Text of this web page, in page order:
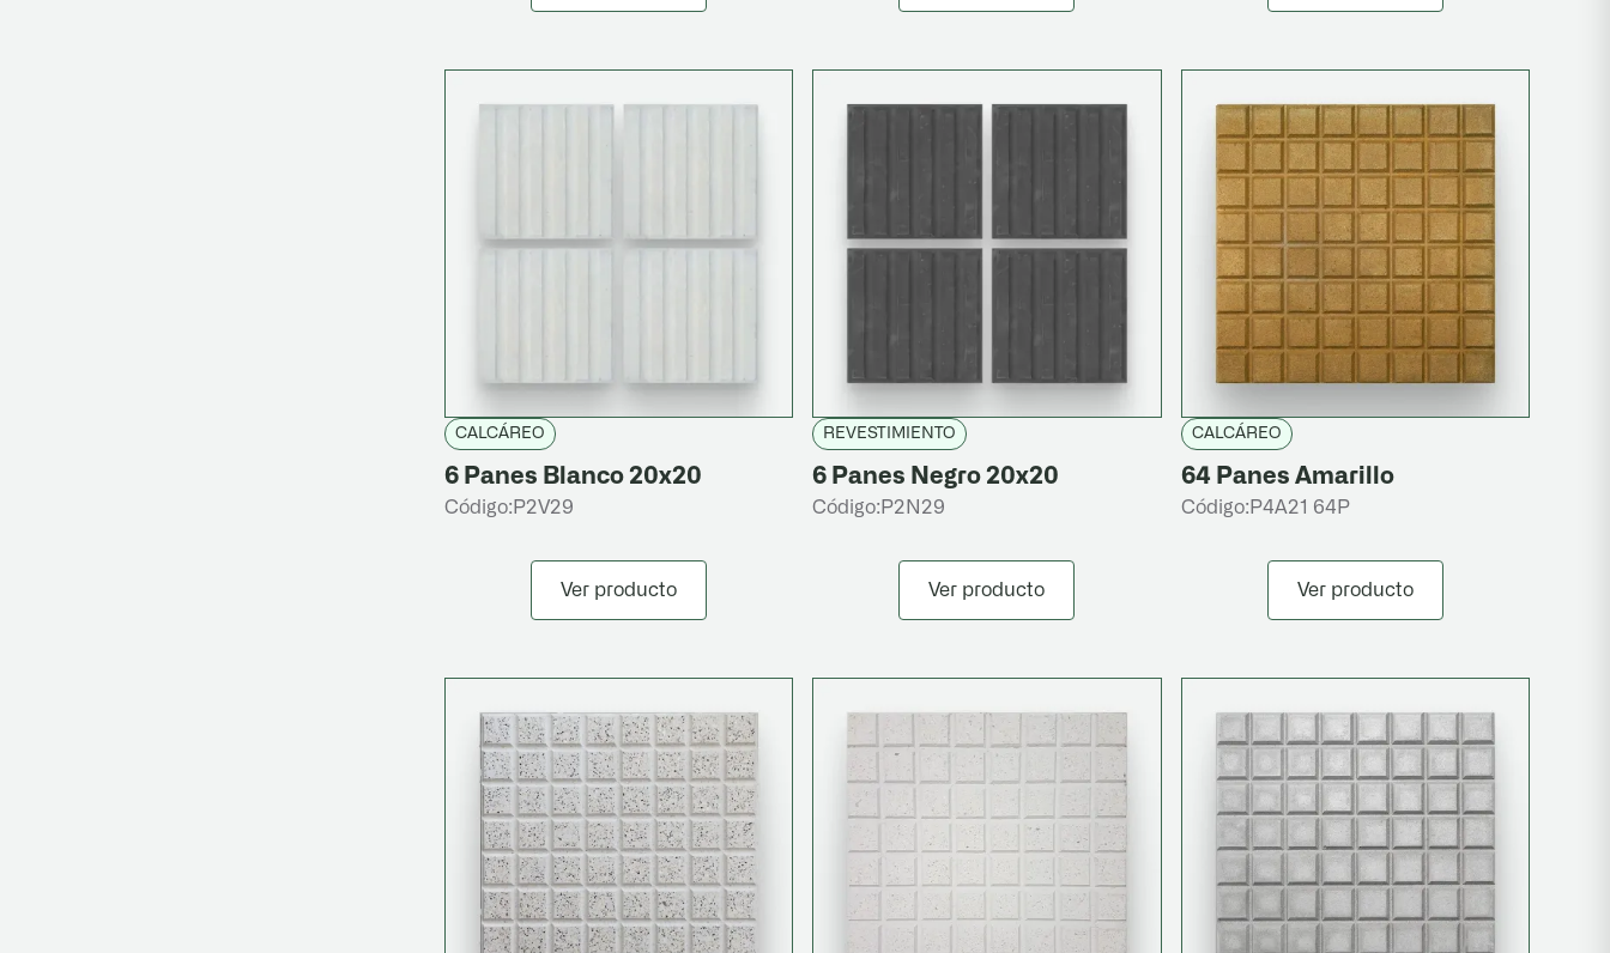
CALCÁREO
6 Panes Blanco 20x20
Código: P2V29
Ver producto
REVESTIMIENTO
6 Panes Negro 20x20
Código: P2N29
Ver producto
CALCÁREO
64 Panes Amarillo
Código: P4A21 64P
Ver producto